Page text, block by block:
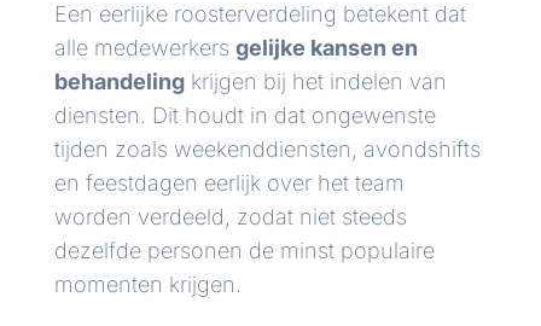
Een eerlijke roosterverdeling betekent dat
alle medewerkers gelijke kansen en
behandelingkrijgen bij het indelen van
diensten. Dit houdt in dat ongewenste
tijden zoals weekenddiensten, avondshifts
en feestdagen eerlijk over het team
worden verdeeld, zodat niet steeds
dezelfde personen de minst populaire
momenten krijgen.